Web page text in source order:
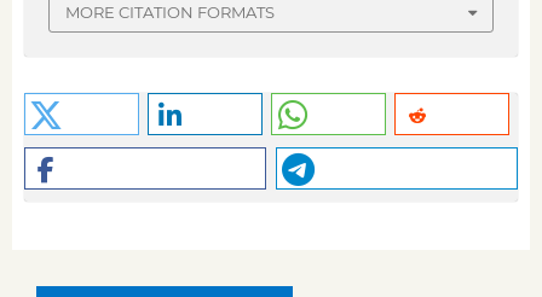
MORE CITATION FORMATS